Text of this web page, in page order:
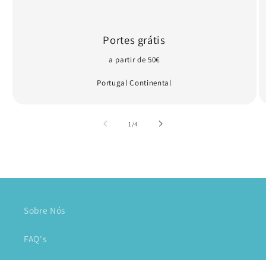
Portes grátis
a partir de 50€
Portugal Continental
1 /de
4
Sobre Nós
FAQ's